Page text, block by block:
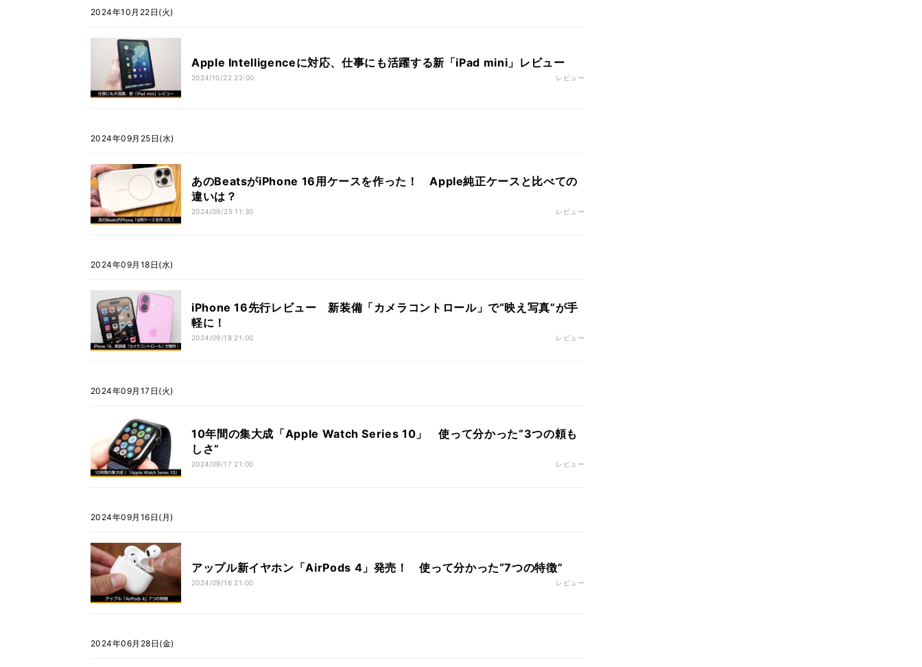
2024年10月22日(火)
Apple Intelligenceに対応、仕事にも活躍する新「iPad mini」レビュー
2024/10/22 22:00 レビュー
2024年09月25日(水)
あのBeatsがiPhone 16用ケースを作った！ Apple純正ケースと比べての
違いは？
2024/09/25 11:30 レビュー
2024年09月18日(水)
iPhone 16先行レビュー 新装備「カメラコントロール」で“映え写真”が手
軽に！
2024/09/18 21:00 レビュー
2024年09月17日(火)
10年間の集大成「Apple Watch Series 10」 使って分かった“3つの頼も
しさ”
2024/09/17 21:00 レビュー
2024年09月16日(月)
アップル新イヤホン「AirPods 4」発売！ 使って分かった“7つの特徴”
2024/09/16 21:00 レビュー
2024年06月28日(金)